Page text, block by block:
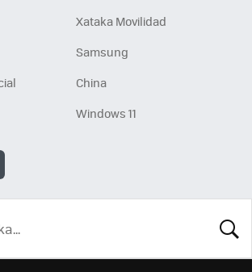
Xataka Movilidad
Samsung
China
Windows 11